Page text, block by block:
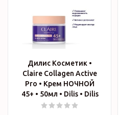
Дилис Косметик •
Claire Collagen Active
Pro • Крем НОЧНОЙ
45+ • 50мл • Dilis • Dilis